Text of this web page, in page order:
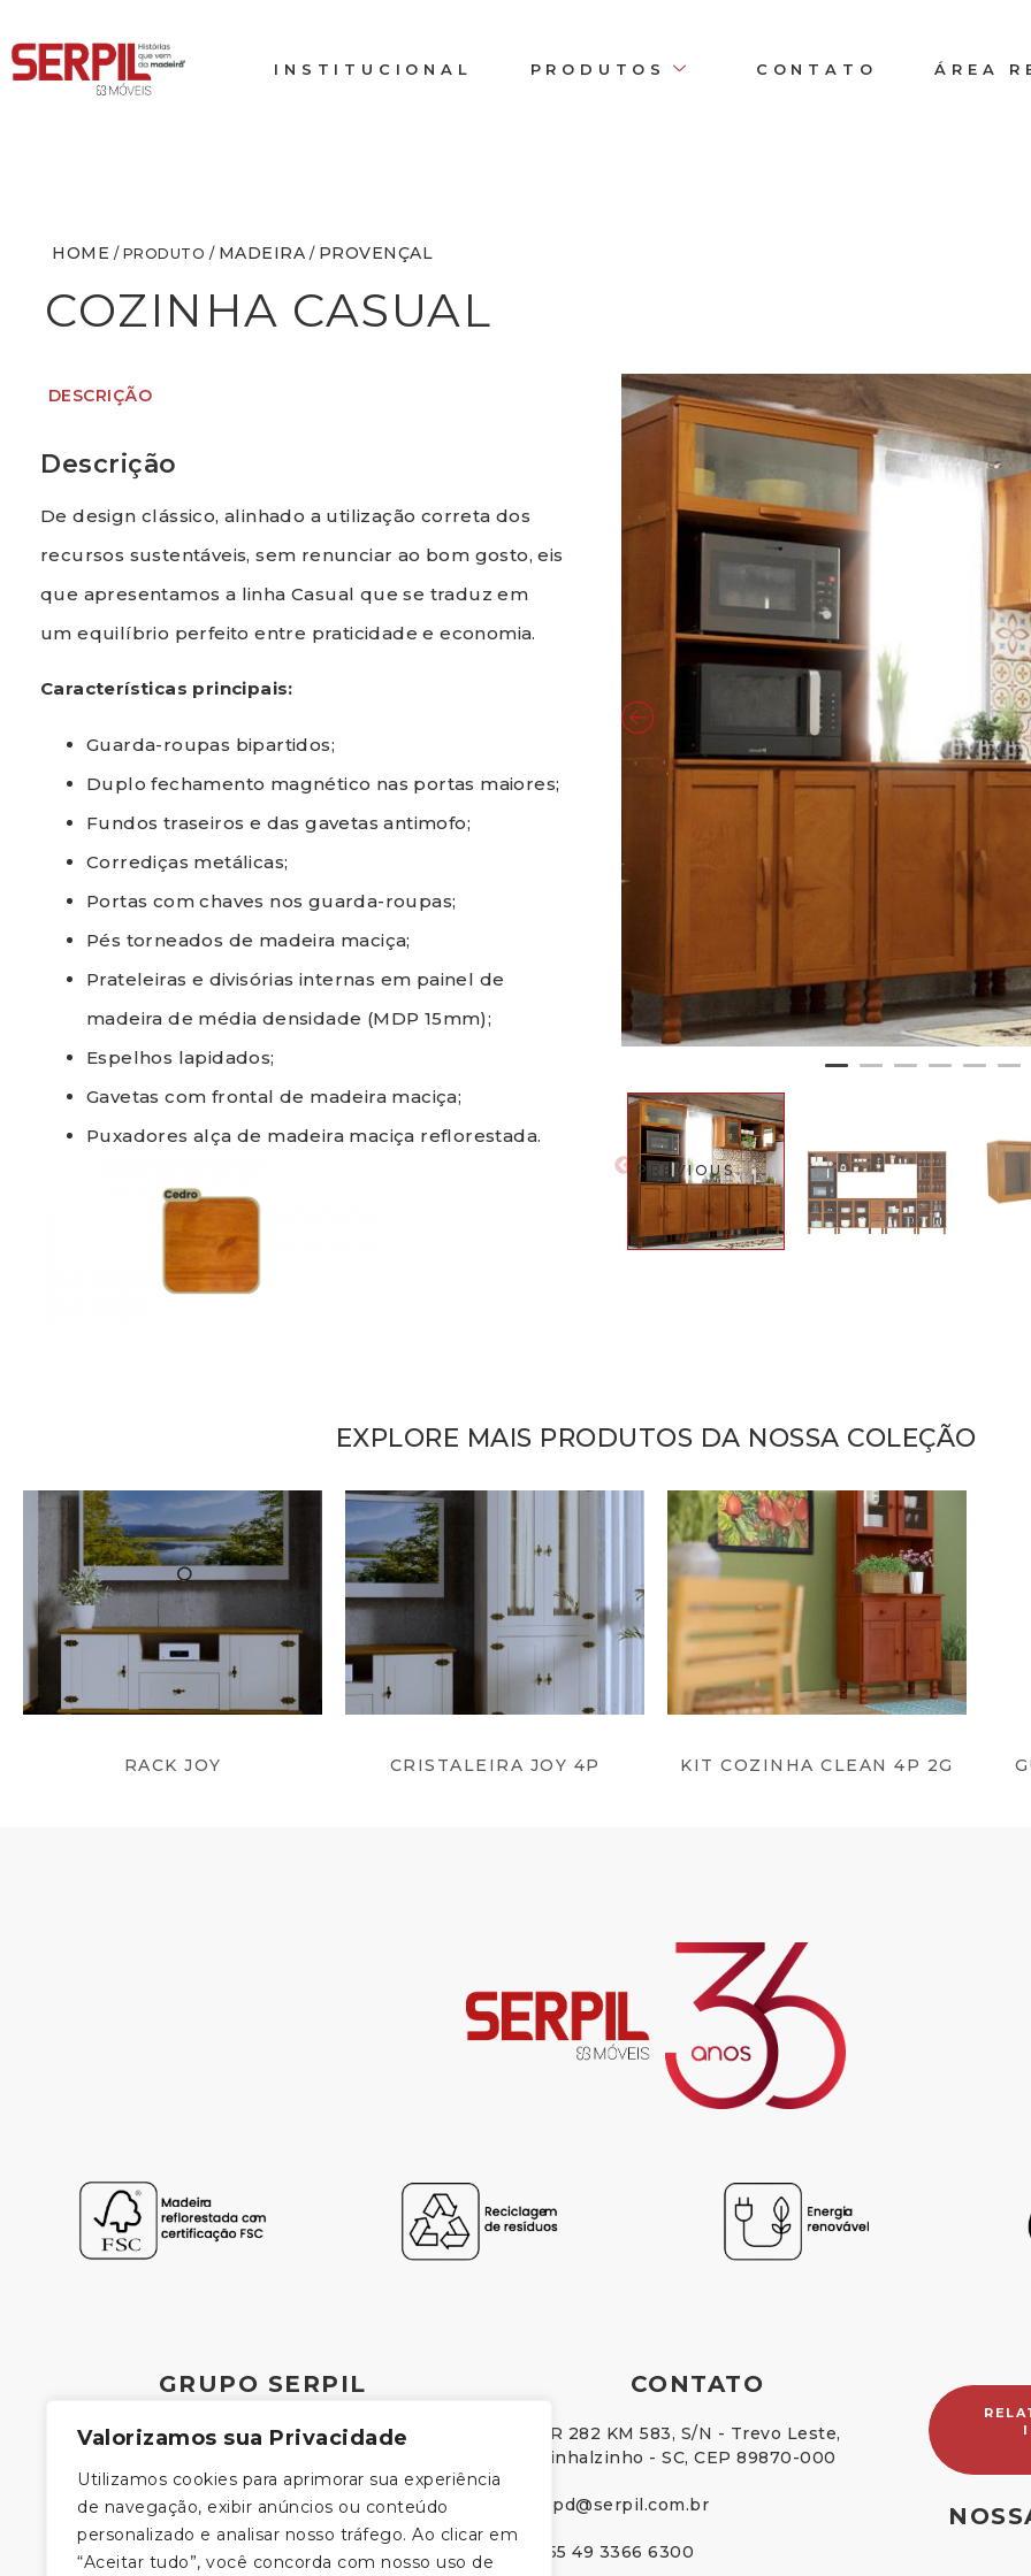
Valorizamos sua Privacidade
Utilizamos cookies para aprimorar sua experiência
de navegação, exibir anúncios ou conteúdo
personalizado e analisar nosso tráfego. Ao clicar em
“Aceitar tudo”, você concorda com nosso uso de
INSTITUCIONAL PRODUTOS CONTATO ÁREA
HOME / PRODUTO / MADEIRA / PROVENÇAL
COZINHA CASUAL
DESCRIÇÃO
Descrição
De design clássico, alinhado a utilização correta dos
recursos sustentáveis, sem renunciar ao bom gosto, eis
que apresentamos a linha Casual que se traduz em
um equilíbrio perfeito entre praticidade e economia.
Características principais:
Guarda-roupas bipartidos;
Duplo fechamento magnético nas portas maiores;
Fundos traseiros e das gavetas antimofo;
Corrediças metálicas;
Portas com chaves nos guarda-roupas;
Pés torneados de madeira maciça;
Prateleiras e divisórias internas em painel de
madeira de média densidade (MDP 15mm);
Espelhos lapidados;
Gavetas com frontal de madeira maciça;
Puxadores alça de madeira maciça reflorestada.
PREVIOUS
EXPLORE MAIS PRODUTOS DA NOSSA COLEÇÃO
RACK JOY CRISTALEIRA JOY 4P KIT COZINHA CLEAN 4P 2G
GRUPO SERPIL CONTATO
BR 282 KM 583, S/N - Trevo Leste,
Pinhalzinho - SC, CEP 89870-000
lgpd@serpil.com.br
+55 49 3366 6300